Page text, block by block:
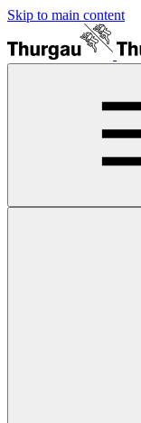
Skip to main content